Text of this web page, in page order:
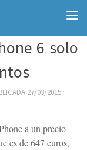
6 solo
27/03/2015 ·
a un precio
es de 647 euros,